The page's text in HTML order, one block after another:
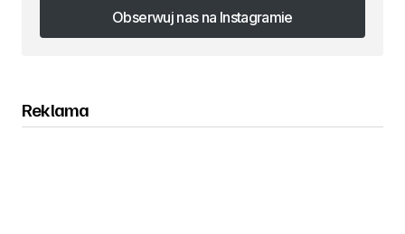
Obserwuj nas na Instagramie
Obserwuj nas na Instagramie
Reklama